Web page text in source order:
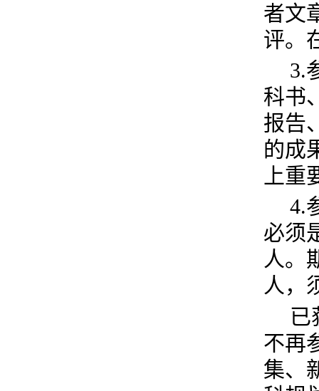
者文
评。
3.
科书
报告
的成
上
4.
必须
人。
人，
已
不再
集、